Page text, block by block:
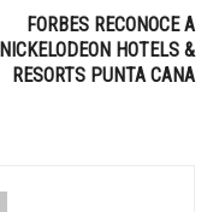
FORBES RECONOCE A
NICKELODEON HOTELS &
RESORTS PUNTA CANA